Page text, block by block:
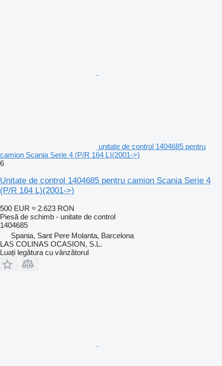
unitate de control 1404685 pentru
camion Scania Serie 4 (P/R 164 L)(2001->)
6
Unitate de control 1404685 pentru camion Scania Serie 4
(P/R 164 L)(2001->)
500 EUR ≈ 2.623 RON
Piesă de schimb - unitate de control
1404685
Spania, Sant Pere Molanta, Barcelona
LAS COLINAS OCASION, S.L.
Luați legătura cu vânzătorul